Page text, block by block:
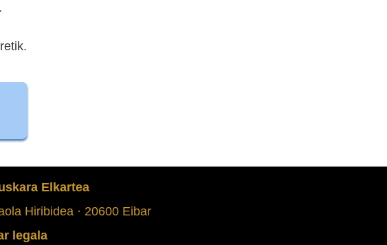
Gerra sartu zenean
Mari Paz Elorriaga
Garitaonandia (1932)
Elkartea
Hiribidea · 20600 Eibar
legala